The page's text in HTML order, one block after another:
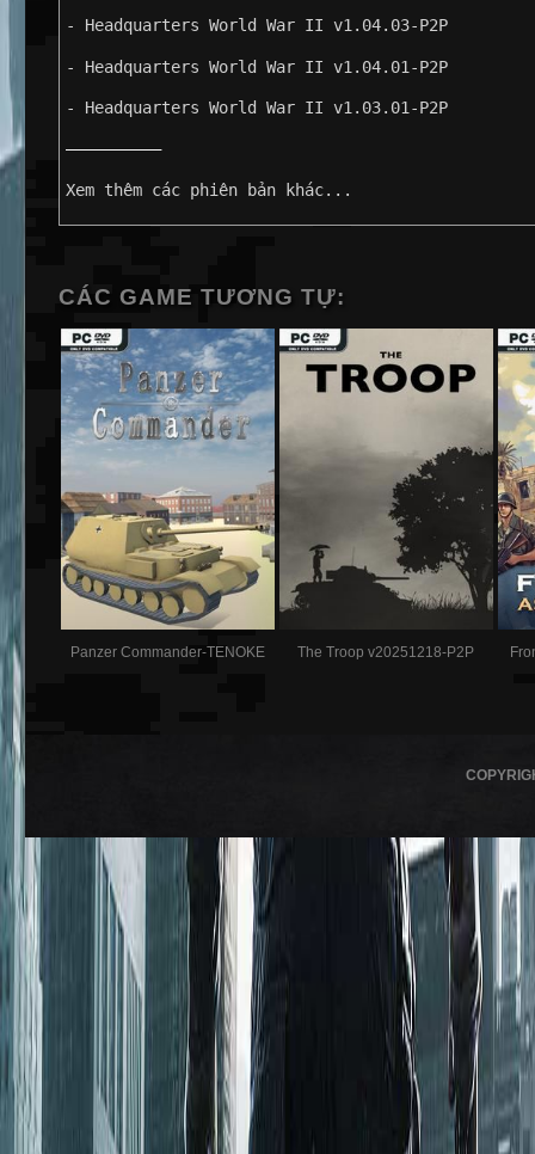
- Headquarters World War II v1.04.03-P2P
- Headquarters World War II v1.04.01-P2P
- Headquarters World War II v1.03.01-P2P
——————————
Xem thêm các phiên bản khác...
CÁC GAME TƯƠNG TỰ:
Panzer Commander-TENOKE The Troop v20251218-P2P